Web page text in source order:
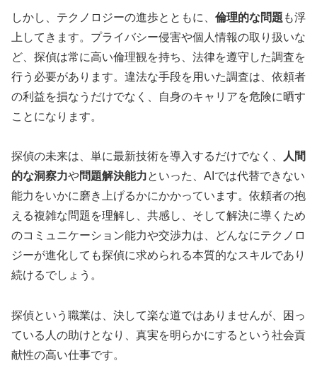
しかし、テクノロジーの進歩とともに、 倫理的な問題 も浮
上してきます。プライバシー侵害や個人情報の取り扱いな
ど、探偵は常に高い倫理観を持ち、法律を遵守した調査を
行う必要があります。違法な手段を用いた調査は、依頼者
の利益を損なうだけでなく、自身のキャリアを危険に晒す
ことになります。
探偵の未来は、単に最新技術を導入するだけでなく、
人間
的な洞察力や問題解決能力といった、AIでは代替できない
能力をいかに磨き上げるかにかかっています。依頼者の抱
える複雑な問題を理解し、共感し、そして解決に導くため
のコミュニケーション能力や交渉力は、どんなにテクノロ
ジーが進化しても探偵に求められる本質的なスキルであり
続けるでしょう。
探偵という職業は、決して楽な道ではありませんが、困っ
ている人の助けとなり、真実を明らかにするという社会貢
献性の高い仕事です。